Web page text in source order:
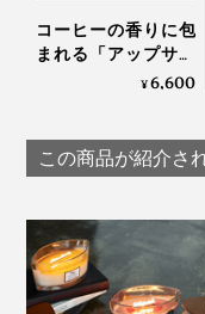
森で集めた植物や樹木を、
ファイヤーサイ
コーヒーの香りに包
まれる「アップサイ
クルキャンドル」｜
¥6,600
この商品が紹介さ